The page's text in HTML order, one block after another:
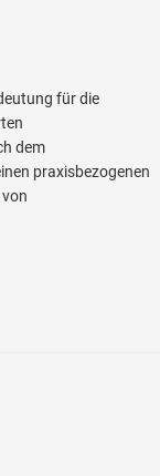
für die
dem
praxisbezogenen